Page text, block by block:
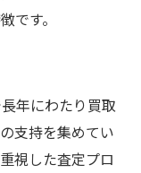
です。
年にわたり買取
支持を集めてい
視した査定プロ